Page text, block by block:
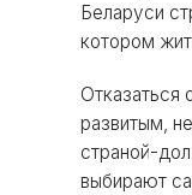
Беларуси
котором
Отказаться
развитым,
страной-
выбирают